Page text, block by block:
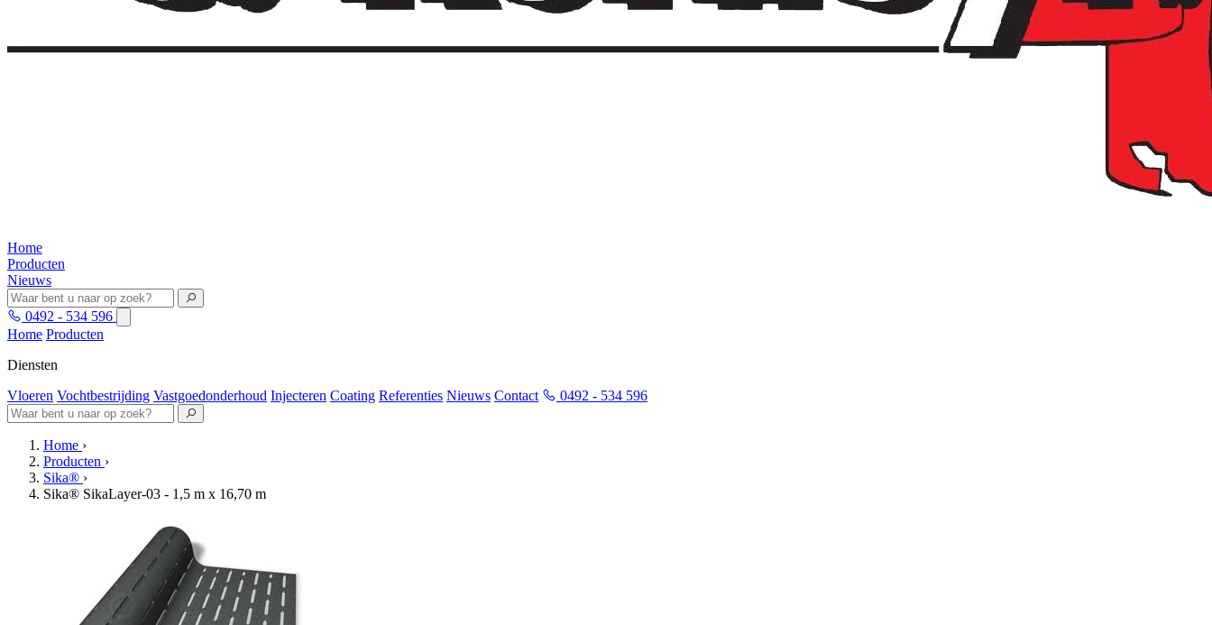
Home
Producten
Nieuws
0492 - 534 596
Home Producten
Diensten
Vloeren Vochtbestrijding Vastgoedonderhoud Injecteren Coating Referenties Nieuws Contact 0492 - 534 596
Home ›
Producten ›
Sika® ›
Sika® SikaLayer-03 - 1,5 m x 16,70 m